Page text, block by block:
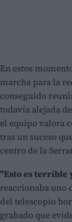
En estos
marcha para la
conseguido
todavía alejada
el equipo valora
tras un suceso
centro de la
"Esto es terrible
reaccionaba uno
del telescopio
grabado que